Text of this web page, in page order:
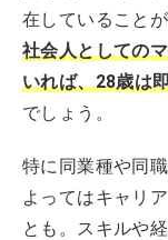
在していることが
社会人としての
いれば、28歳は
でしょう。
特に同業種や同
よってはキャリ
とも。スキルや